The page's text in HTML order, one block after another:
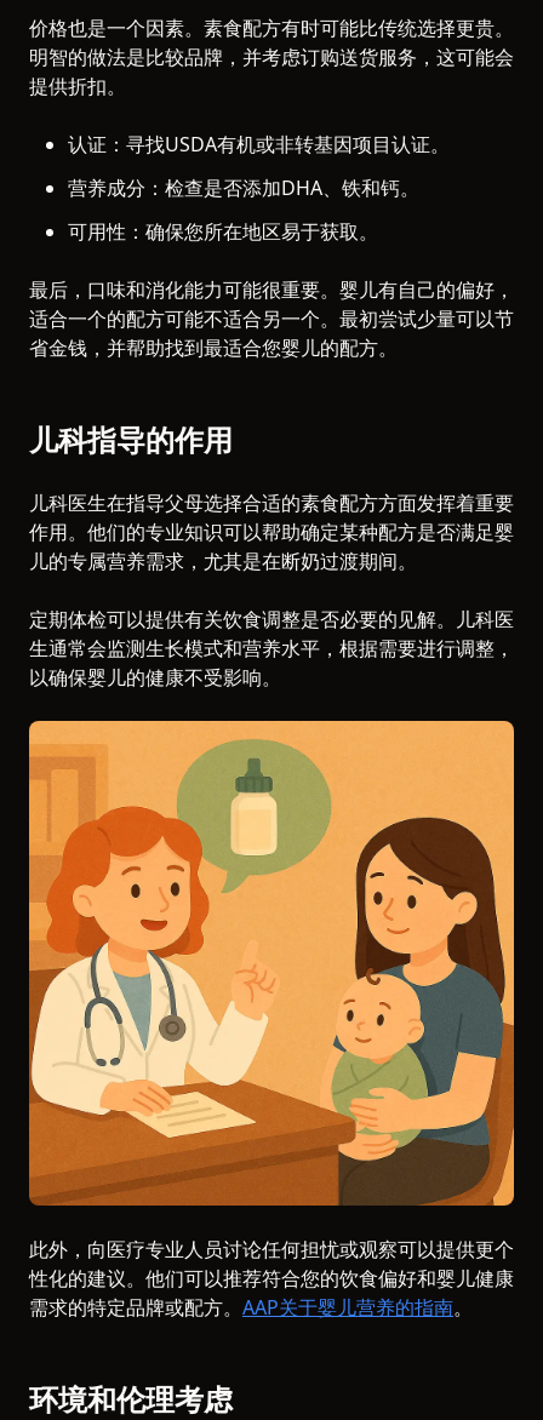
价格也是一个因素。素食配方有时可能比传统选择更贵。
明智的做法是比较品牌，并考虑订购送货服务，这可能会
提供折扣。
认证：寻找USDA有机或非转基因项目认证。
营养成分：检查是否添加DHA、铁和钙。
可用性：确保您所在地区易于获取。
最后，口味和消化能力可能很重要。婴儿有自己的偏好，
适合一个的配方可能不适合另一个。最初尝试少量可以节
省金钱，并帮助找到最适合您婴儿的配方。
儿科指导的作用
儿科医生在指导父母选择合适的素食配方方面发挥着重要
作用。他们的专业知识可以帮助确定某种配方是否满足婴
儿的专属营养需求，尤其是在断奶过渡期间。
定期体检可以提供有关饮食调整是否必要的见解。儿科医
生通常会监测生长模式和营养水平，根据需要进行调整，
以确保婴儿的健康不受影响。
此外，向医疗专业人员讨论任何担忧或观察可以提供更个
性化的建议。他们可以推荐符合您的饮食偏好和婴儿健康
需求的特定品牌或配方。 AAP关于婴儿营养的指南。
环境和伦理考虑